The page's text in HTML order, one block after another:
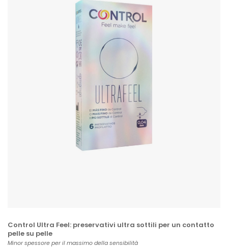
Control Ultra Feel: preservativi ultra sottili per un contatto
pelle su pelle
Minor spessore per il massimo della sensibilità